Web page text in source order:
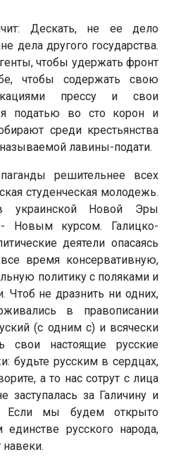
Дескать, не ее дело
дела другого государства.
чтобы удержать фронт
чтобы содержать свою
прессу и свои
податью во сто корон и
среди крестьянства
лавины-подати.
решительнее всех
студенческая молодежь.
украинской Новой Эры
Новым курсом. Галицко-
деятели опасаясь
время консервативную,
политику с поляками и
Чтоб не дразнить ни одних,
в правописании
(с одним с) и всячески
свои настоящие русские
будьте русским в сердцах,
а то нас сотрут с лица
заступалась за Галичину и
Если мы будем открыто
русского народа,
навеки.